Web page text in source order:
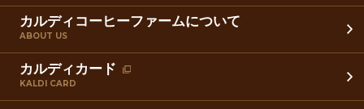
カルディコーヒーファームについて
ABOUT US
カルディカード
KALDI CARD